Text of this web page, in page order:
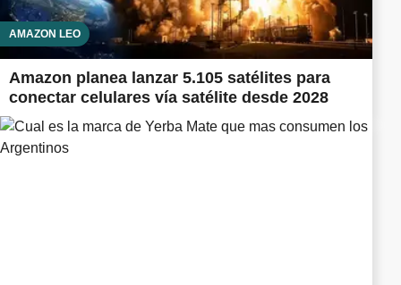
AMAZON LEO
Amazon planea lanzar 5.105 satélites para
conectar celulares vía satélite desde 2028